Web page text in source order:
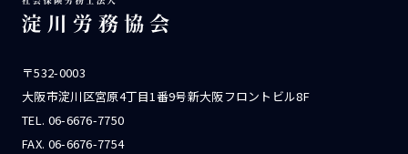
〒532-0003
大阪市淀川区宮原4丁目1番9号新大阪フロントビル8F
TEL. 06-6676-7750
FAX. 06-6676-7754